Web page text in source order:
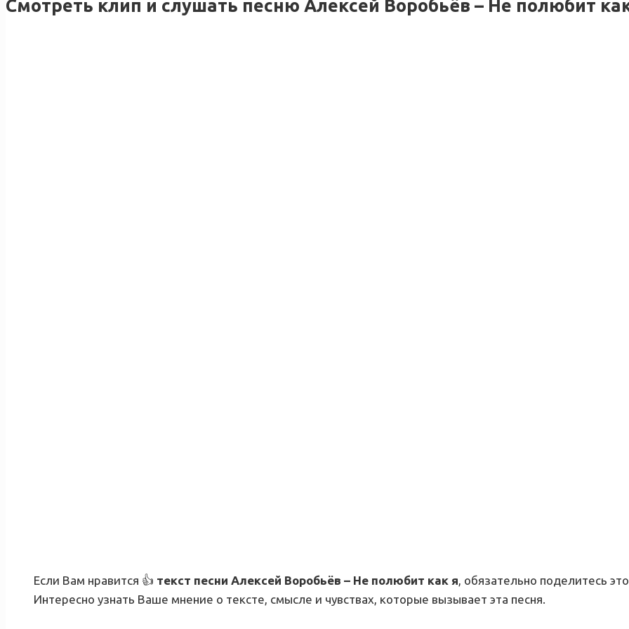
Смотреть клип и слушать песню Алексей Воробьёв – Не полюбит
Если Вам нравится 👍 текст песни Алексей Воробьёв – Не полюбит как я, обязательно поделитесь
Интересно узнать Ваше мнение о тексте, смысле и чувствах, которые вызывает эта песня.